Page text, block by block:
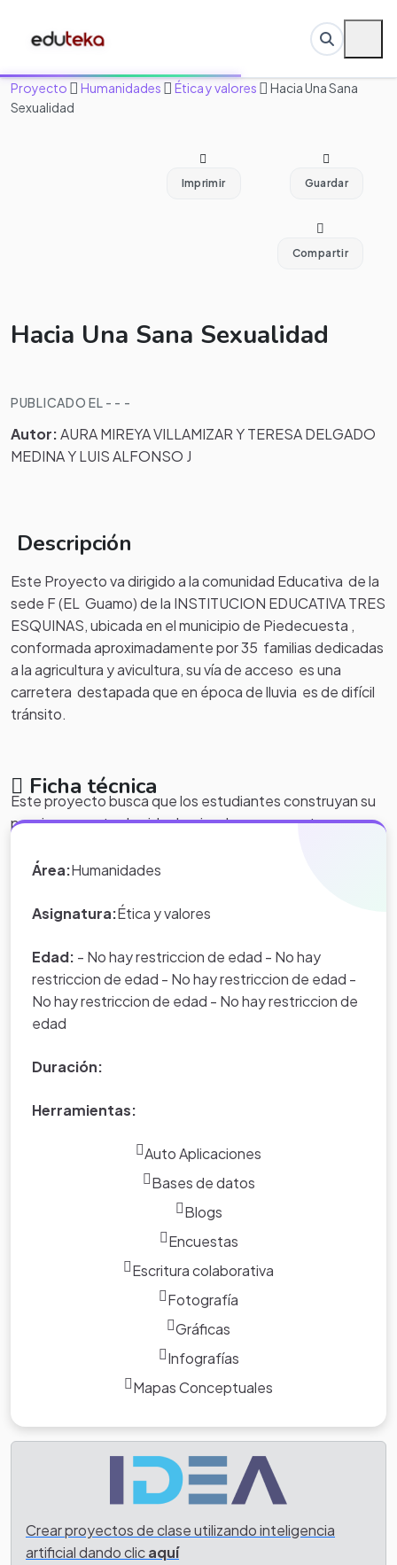
Proyecto Humanidades Ética y valores
Hacia Una Sana
Sexualidad
Imprimir Guardar
Compartir
Hacia Una Sana Sexualidad
PUBLICADO EL - - -
Autor:AURA MIREYA VILLAMIZAR Y TERESA DELGADO
MEDINA Y LUIS ALFONSO J
Descripción
Este Proyecto va dirigido a la comunidad Educativa de la
sede F (EL Guamo) de la INSTITUCION EDUCATIVA TRES
ESQUINAS, ubicada en el municipio de Piedecuesta ,
conformada aproximadamente por 35 familias dedicadas
a la agricultura y avicultura, su vía de acceso es una
carretera destapada que en época de lluvia es de difícil
tránsito.
Este proyecto busca que los estudiantes construyan su
propio proyecto de vida , haciendo uso correcto y
sexualidad ante las diferentes situaciones que se le
Ficha técnica
Área:Humanidades
Asignatura:Ética y valores
Edad: - No hay restriccion de edad - No hay
restriccion de edad - No hay restriccion de edad -
No hay restriccion de edad - No hay restriccion de
edad
Duración:
Herramientas:
Auto Aplicaciones
Bases de datos
Blogs
Encuestas
Escritura colaborativa
Fotografía
Gráficas
Infografías
Mapas Conceptuales
Crear proyectos de clase utilizando inteligencia
artificial dando clicaquí